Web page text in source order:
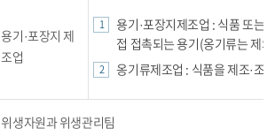
용기·포장지 제
조업
용기·포장지제조업 : 식품 또는
접 접촉되는 용기(옹기류는 제
옹기류제조업 : 식품을 제조·조
위생자원과 위생관리팀